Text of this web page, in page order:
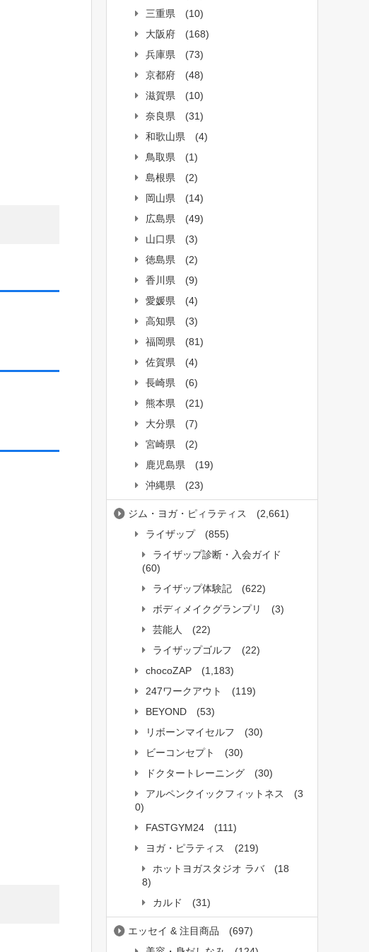
三重県
(10)
大阪府
(168)
兵庫県
(73)
京都府
(48)
滋賀県
(10)
奈良県
(31)
和歌山県
(4)
鳥取県
(1)
島根県
(2)
岡山県
(14)
広島県
(49)
山口県
(3)
徳島県
(2)
香川県
(9)
愛媛県
(4)
高知県
(3)
福岡県
(81)
佐賀県
(4)
長崎県
(6)
熊本県
(21)
大分県
(7)
宮崎県
(2)
鹿児島県
(19)
沖縄県
(23)
ジム・ヨガ・ピィラティス
(2,661)
ライザップ
(855)
ライザップ診断・入会ガイド
(60)
ライザップ体験記
(622)
ボディメイクグランプリ
(3)
芸能人
(22)
ライザップゴルフ
(22)
chocoZAP
(1,183)
247ワークアウト
(119)
BEYOND
(53)
リボーンマイセルフ
(30)
ビーコンセプト
(30)
ドクタートレーニング
(30)
アルペンクイックフィットネス
(3
0)
FASTGYM24
(111)
ヨガ・ピラティス
(219)
ホットヨガスタジオ ラバ
(18
8)
カルド
(31)
エッセイ & 注目商品
(697)